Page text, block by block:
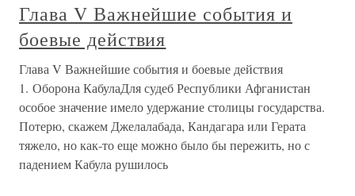
Глава V Важнейшие события и
боевые действия
Глава V Важнейшие события и боевые действия
1. Оборона КабулаДля судеб Республики Афганистан
особое значение имело удержание столицы государства.
Потерю, скажем Джелалабада, Кандагара или Герата
тяжело, но как-то еще можно было бы пережить, но с
падением Кабула рушилось